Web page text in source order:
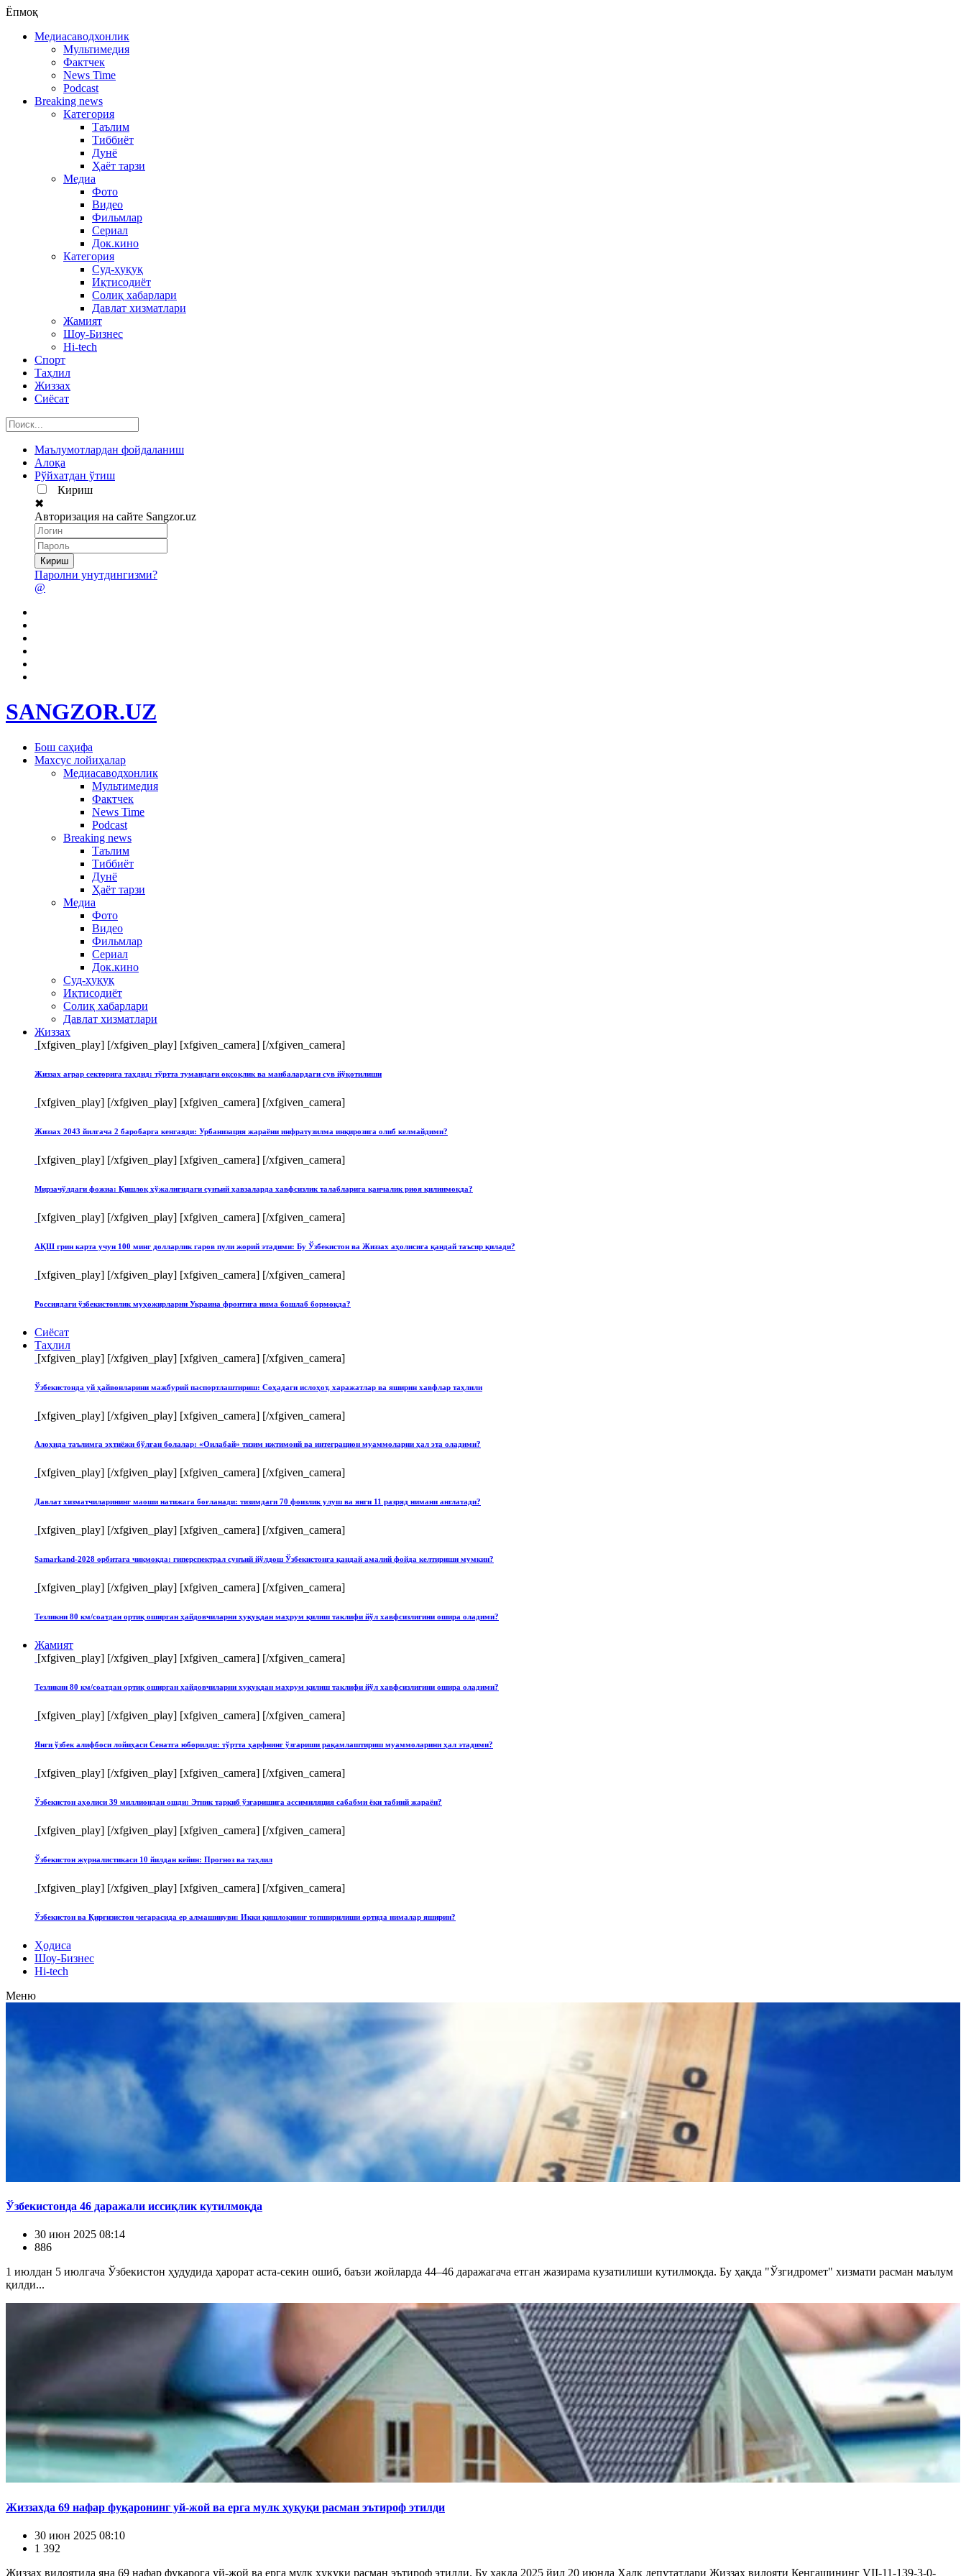
Ёпмоқ
Медиасаводхонлик
Мультимедия
Фактчек
News Time
Podcast
Breaking news
Категория
Таълим
Тиббиёт
Дунё
Ҳаёт тарзи
Медиа
Фото
Видео
Фильмлар
Сериал
Док.кино
Категория
Суд-ҳуқуқ
Иқтисодиёт
Солиқ хабарлари
Давлат хизматлари
Жамият
Шоу-Бизнес
Hi-tech
Спорт
Таҳлил
Жиззах
Сиёсат
Маълумотлардан фойдаланиш
Алоқа
Рўйхатдан ўтиш
Кириш
✖
Авторизация на сайте Sangzor.uz
Паролни унутдингизми?
@
SANGZOR.UZ
Бош саҳифа
Махсус лойиҳалар
Медиасаводхонлик
Мультимедия
Фактчек
News Time
Podcast
Breaking news
Таълим
Тиббиёт
Дунё
Ҳаёт тарзи
Медиа
Фото
Видео
Фильмлар
Сериал
Док.кино
Суд-ҳуқуқ
Иқтисодиёт
Солиқ хабарлари
Давлат хизматлари
Жиззах
[xfgiven_play] [/xfgiven_play] [xfgiven_camera] [/xfgiven_camera]
Жиззах аграр секторига таҳдид: тўртта тумандаги оқсоқлик ва манбалардаги сув йўқотилиши
[xfgiven_play] [/xfgiven_play] [xfgiven_camera] [/xfgiven_camera]
Жиззах 2043 йилгача 2 баробарга кенгаяди: Урбанизация жараёни инфратузилма инқирозига олиб келмайдими?
[xfgiven_play] [/xfgiven_play] [xfgiven_camera] [/xfgiven_camera]
Мирзачўлдаги фожиа: Қишлоқ хўжалигидаги сунъий ҳавзаларда хавфсизлик талабларига қанчалик риоя қилинмоқда?
[xfgiven_play] [/xfgiven_play] [xfgiven_camera] [/xfgiven_camera]
АҚШ грин карта учун 100 минг долларлик гаров пули жорий этадими: Бу Ўзбекистон ва Жиззах аҳолисига қандай таъсир қилади?
[xfgiven_play] [/xfgiven_play] [xfgiven_camera] [/xfgiven_camera]
Россиядаги ўзбекистонлик муҳожирларни Украина фронтига нима бошлаб бормоқда?
Сиёсат
Таҳлил
[xfgiven_play] [/xfgiven_play] [xfgiven_camera] [/xfgiven_camera]
Ўзбекистонда уй ҳайвонларини мажбурий паспортлаштириш: Соҳадаги ислоҳот, харажатлар ва яширин хавфлар таҳлили
[xfgiven_play] [/xfgiven_play] [xfgiven_camera] [/xfgiven_camera]
Алоҳида таълимга эҳтиёжи бўлган болалар: «Оилабай» тизим ижтимоий ва интеграцион муаммоларни ҳал эта оладими?
[xfgiven_play] [/xfgiven_play] [xfgiven_camera] [/xfgiven_camera]
Давлат хизматчиларининг маоши натижага боғланади: тизимдаги 70 фоизлик улуш ва янги 11 разряд нимани англатади?
[xfgiven_play] [/xfgiven_play] [xfgiven_camera] [/xfgiven_camera]
Samarkand-2028 орбитага чиқмоқда: гиперспектрал сунъий йўлдош Ўзбекистонга қандай амалий фойда келтириши мумкин?
[xfgiven_play] [/xfgiven_play] [xfgiven_camera] [/xfgiven_camera]
Тезликни 80 км/соатдан ортиқ оширган ҳайдовчиларни ҳуқуқдан маҳрум қилиш таклифи йўл хавфсизлигини ошира оладими?
Жамият
[xfgiven_play] [/xfgiven_play] [xfgiven_camera] [/xfgiven_camera]
Тезликни 80 км/соатдан ортиқ оширган ҳайдовчиларни ҳуқуқдан маҳрум қилиш таклифи йўл хавфсизлигини ошира оладими?
[xfgiven_play] [/xfgiven_play] [xfgiven_camera] [/xfgiven_camera]
Янги ўзбек алифбоси лойиҳаси Сенатга юборилди: тўртта ҳарфнинг ўзгариши рақамлаштириш муаммоларини ҳал этадими?
[xfgiven_play] [/xfgiven_play] [xfgiven_camera] [/xfgiven_camera]
Ўзбекистон аҳолиси 39 миллиондан ошди: Этник таркиб ўзгаришига ассимиляция сабабми ёки табиий жараён?
[xfgiven_play] [/xfgiven_play] [xfgiven_camera] [/xfgiven_camera]
Ўзбекистон журналистикаси 10 йилдан кейин: Прогноз ва таҳлил
[xfgiven_play] [/xfgiven_play] [xfgiven_camera] [/xfgiven_camera]
Ўзбекистон ва Қирғизистон чегарасида ер алмашинуви: Икки қишлоқнинг топширилиши ортида нималар яширин?
Ҳодиса
Шоу-Бизнес
Hi-tech
Меню
Ўзбекистонда 46 даражали иссиқлик кутилмоқда
30 июн 2025 08:14
886
1 июлдан 5 июлгача Ўзбекистон ҳудудида ҳарорат аста-секин ошиб, баъзи жойларда 44–46 даражагача етган жазирама кузатилиши кутилмоқда. Бу ҳақда "Ўзгидромет" хизмати расман маълум
қилди...
Жиззахда 69 нафар фуқаронинг уй-жой ва ерга мулк ҳуқуқи расман эътироф этилди
30 июн 2025 08:10
1 392
Жиззах вилоятида яна 69 нафар фуқарога уй-жой ва ерга мулк ҳуқуқи расман эътироф этилди. Бу ҳақда 2025 йил 20 июнда Халқ депутатлари Жиззах вилояти Кенгашининг VII-11-139-3-0-